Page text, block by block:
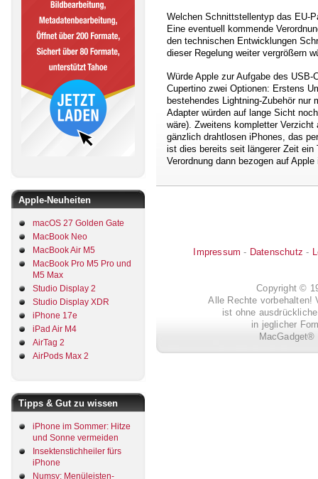
Apple-Neuheiten
macOS 27 Golden Gate
MacBook Neo
MacBook Air M5
MacBook Pro M5 Pro und
M5 Max
Studio Display 2
Studio Display XDR
iPhone 17e
iPad Air M4
AirTag 2
AirPods Max 2
Tipps & Gut zu wissen
iPhone im Sommer: Hitze
und Sonne vermeiden
Insektenstichheiler fürs
iPhone
Numsy: Menüleisten-
Welchen Schnittstellentyp das EU-
Eine eventuell kommende
den technischen Entwicklungen
dieser Regelung weiter vergrößern
Würde Apple zur Aufgabe des
Cupertino zwei Optionen: Erstens
bestehendes Lightning-Zubehör nur
Adapter würden auf lange Sicht
wäre). Zweitens kompletter
gänzlich drahtlosen iPhones, das
ist dies bereits seit längerer Zeit ein
Verordnung dann bezogen auf
Impressum - Datenschutz -
Copyright ©
Alle Rechte vorbehalten!
ist ohne
in jeglicher
MacGadget®